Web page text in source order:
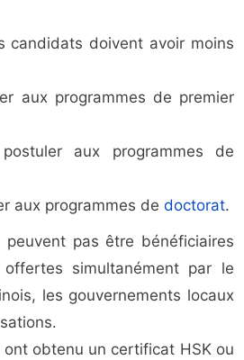
candidats doivent avoir moins
aux programmes de premier
aux programmes de
aux programmes dedoctorat.
pas être bénéficiaires
offertes simultanément par le
les gouvernements locaux
obtenu un certificat HSK ou